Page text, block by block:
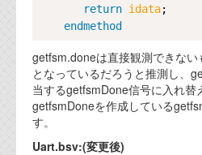
return idata;
endmethod
getfsm.doneは直接観測できな
となっているだろうと推測し、
当するgetfsmDone信号に入れ替
getfsmDoneを作成している
す。
Uart.bsv:(変更後)